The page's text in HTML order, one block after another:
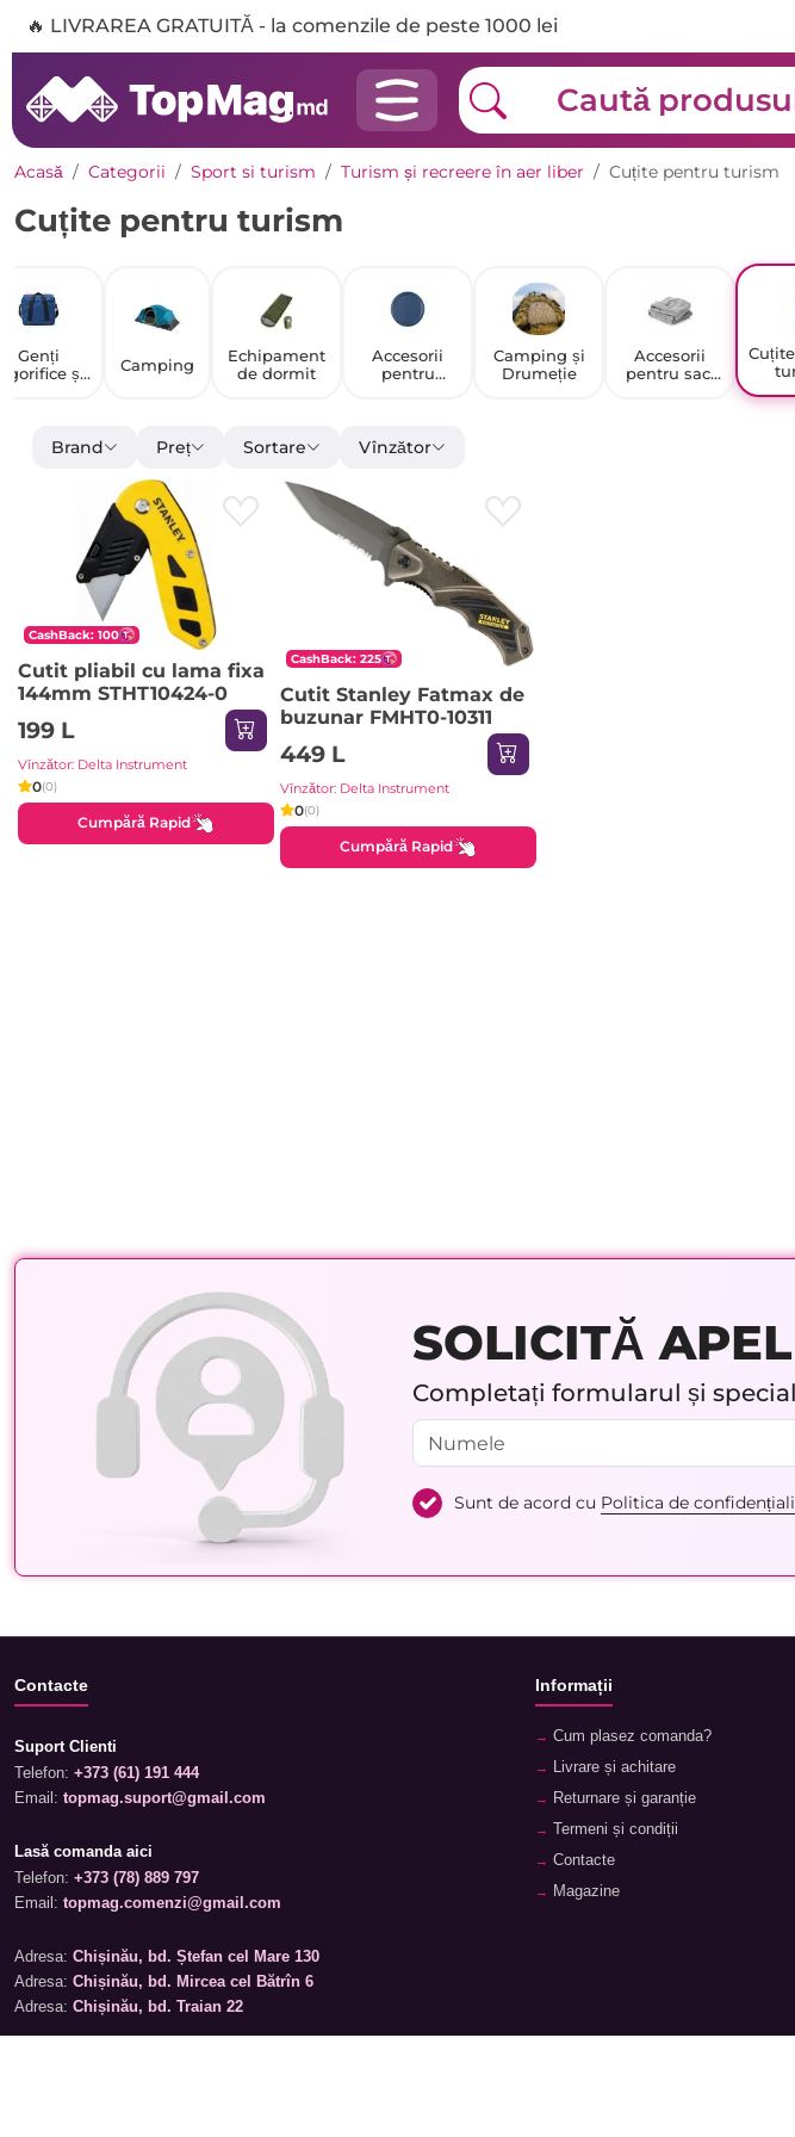
🔥 LIVRAREA GRATUITĂ - la comenzile de peste 1000 lei
Acasă Categorii Sport si turism Turism și recreere în aer liber Cuțite pentru turism
Cuțite pentru turism
Genți
și
Camping
Echipament
de dormit
Accesorii
pentru
Camping și
Drumeție
Accesorii
pentru saci
Brand Preț Sortare Vînzător
CashBack: 100
Cutit pliabil cu lama fixa
144mm STHT10424-0
199 L
Vînzător: Delta Instrument
0(0)
Cumpără Rapid
CashBack: 225
Cutit Stanley Fatmax de
buzunar FMHT0-10311
449 L
Vînzător: Delta Instrument
0(0)
Cumpără Rapid
SOLICITĂ APEL
Completați formularul și
Sunt de acord cu Politica de
Contacte
Suport Clienti
Telefon: +373 (61) 191 444
Email: topmag.suport@gmail.com
Lasă comanda aici
Telefon: +373 (78) 889 797
Email: topmag.comenzi@gmail.com
Adresa: Chișinău, bd. Ștefan cel Mare 130
Adresa: Chișinău, bd. Mircea cel Bătrîn 6
Adresa: Chișinău, bd. Traian 22
Informații
Cum plasez comanda?
Livrare și achitare
Returnare și garanție
Termeni și condiții
Contacte
Magazine